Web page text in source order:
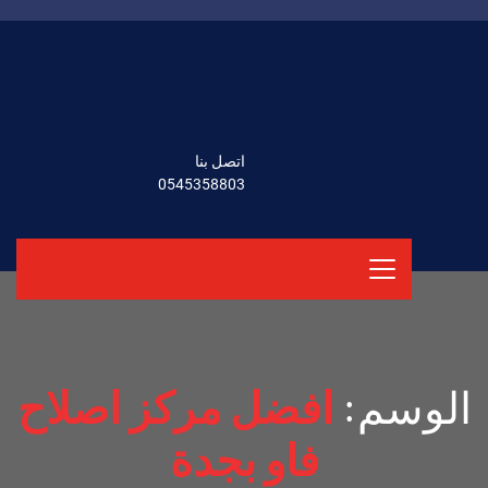
اتصل بنا
0545358803
الوسم: افضل مركز اصلاح
فاو بجدة